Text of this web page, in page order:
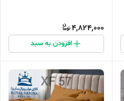
4,824,000
افزودن به سبد